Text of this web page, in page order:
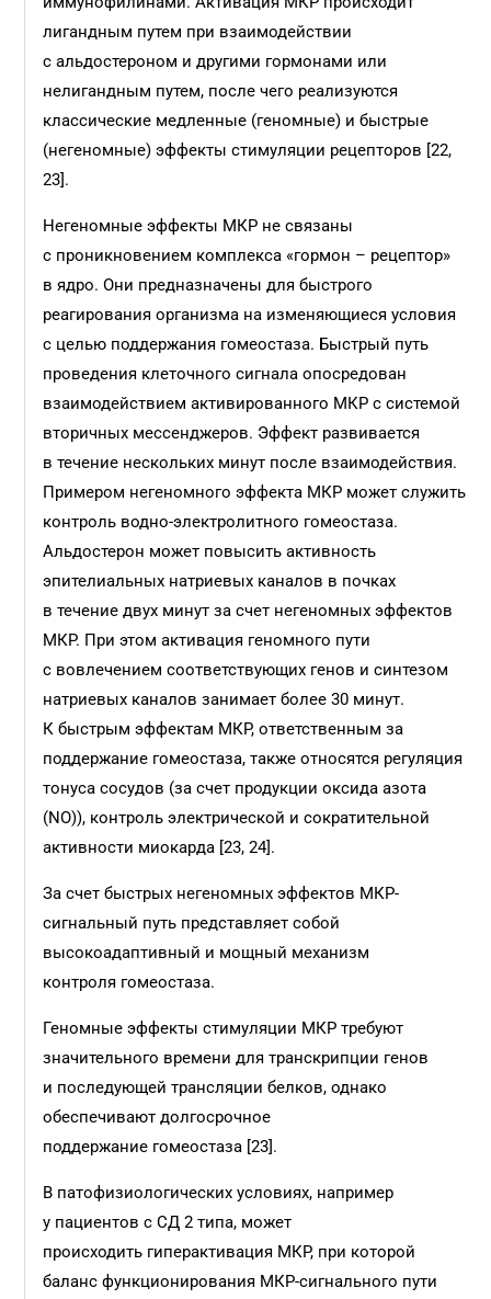
лигандным путем при взаимодействии
с альдостероном и другими гормонами или
нелигандным путем, после чего реализуются
классические медленные (геномные) и быстрые
(негеномные) эффекты стимуляции рецепторов [22,
23].
Негеномные эффекты МКР не связаны
с проникновением комплекса «гормон – рецептор»
в ядро. Они предназначены для быстрого
реагирования организма на изменяющиеся условия
с целью поддержания гомеостаза. Быстрый путь
проведения клеточного сигнала опосредован
взаимодействием активированного МКР с системой
вторичных мессенджеров. Эффект развивается
в течение нескольких минут после взаимодействия.
Примером негеномного эффекта МКР может служить
контроль водно-электролитного гомеостаза.
Альдостерон может повысить активность
эпителиальных натриевых каналов в почках
в течение двух минут за счет негеномных эффектов
МКР. При этом активация геномного пути
с вовлечением соответствующих генов и синтезом
натриевых каналов занимает более 30 минут.
К быстрым эффектам МКР, ответственным за
поддержание гомеостаза, также относятся регуляция
тонуса сосудов (за счет продукции оксида азота
(NO)), контроль электрической и сократительной
активности миокарда [23, 24].
За счет быстрых негеномных эффектов МКР-
сигнальный путь представляет собой
высокоадаптивный и мощный механизм
контроля гомеостаза.
Геномные эффекты стимуляции МКР требуют
значительного времени для транскрипции генов
и последующей трансляции белков, однако
обеспечивают долгосрочное
поддержание гомеостаза [23].
В патофизиологических условиях, например
у пациентов с СД 2 типа, может
происходить гиперактивация МКР, при которой
баланс функционирования МКР-сигнального пути